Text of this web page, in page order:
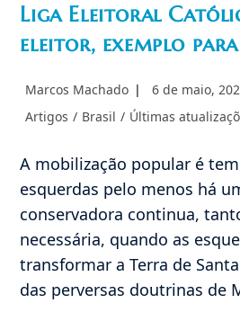
Liga Eleitoral
eleitor, exemplo
Autor
post:
Marcos Machado
Post
6 de maio,
Categoria
Artigos / Brasil / Últimas
A mobilização popular é
esquerdas pelo menos há
conservadora continua,
necessária, quando as
transformar a Terra de
das perversas doutrinas de